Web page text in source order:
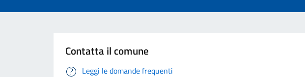
Contatta il comune
Leggi le domande frequenti